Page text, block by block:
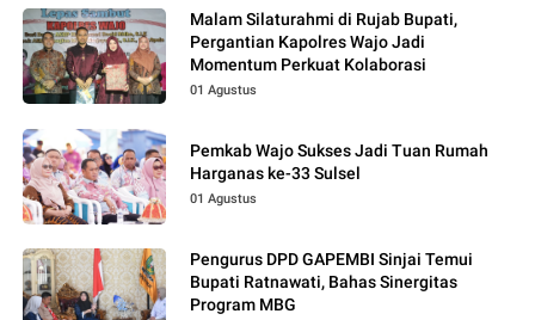
Malam Silaturahmi di Rujab Bupati,
Pergantian Kapolres Wajo Jadi
Momentum Perkuat Kolaborasi
01 Agustus
Pemkab Wajo Sukses Jadi Tuan Rumah
Harganas ke-33 Sulsel
01 Agustus
Pengurus DPD GAPEMBI Sinjai Temui
Bupati Ratnawati, Bahas Sinergitas
Program MBG